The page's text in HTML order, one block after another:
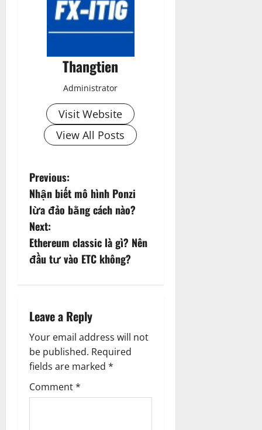
Thangtien
Administrator
Visit Website
View All Posts
P
o
s
t
v
i
g
a
Previous:
Nhận biết mô hình Ponzi
lừa đảo bằng cách nào?
Next:
Ethereum classic là gì? Nên
đầu tư vào ETC không?
Leave a Reply
Your email address will not
be published. Required
fields are marked *
Comment*